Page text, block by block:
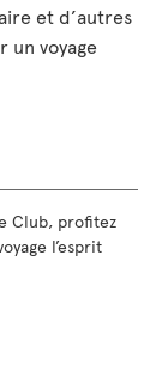
et d’autres
un voyage
Club, profitez
l’esprit